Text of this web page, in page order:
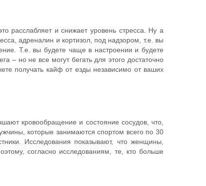
расслабляет и снижает уровень стресса. Ну а
адреналин и кортизол, под надзором, т.е. вы
Т.е. вы будете чаще в настроении и будете
– но не все могут бегать для этого достаточно
получать кайф от езды независимо от ваших
кровообращение и состояние сосудов, что,
которые занимаются спортом всего по 30
Исследования показывают, что женщины,
согласно исследованиям, те, кто больше